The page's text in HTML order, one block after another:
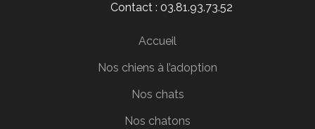
Contact : 03.81.93.73.52
Accueil
Nos chiens à l’adoption
Nos chats
Nos chatons